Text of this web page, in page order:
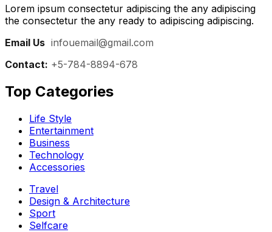
Lorem ipsum consectetur adipiscing the any adipiscing
the consectetur the any ready to adipiscing adipiscing.
Email Us infouemail@gmail.com
Contact: +5-784-8894-678
Top Categories​
Life Style
Entertainment
Business
Technology
Accessories
Travel
Design & Architecture
Sport
Selfcare